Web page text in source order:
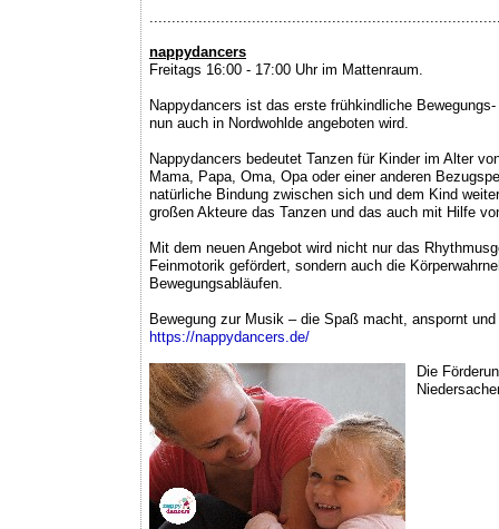
nappydancers
Freitags 16:00 - 17:00 Uhr im Mattenraum.
Nappydancers ist das erste frühkindliche
nun auch in Nordwohlde angeboten wird.
Nappydancers bedeutet Tanzen für Kinder im Alter
Mama, Papa, Oma, Opa oder einer anderen
natürliche Bindung zwischen sich und dem Kind
großen Akteure das Tanzen und das auch mit Hilfe
Mit dem neuen Angebot wird nicht nur das
Feinmotorik gefördert, sondern auch die
Bewegungsabläufen.
Bewegung zur Musik – die Spaß macht, anspornt
https://nappydancers.de/
Die